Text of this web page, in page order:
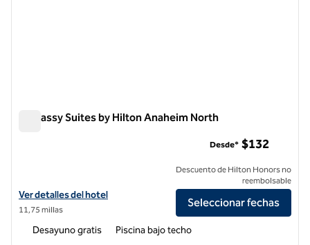
Embassy Suites by Hilton Anaheim North
Ver detalles del hotel Embassy Suites by Hilton Anaheim North
Ver detalles del hotel
11,75 millas
Desde* $132
Descuento de Hilton Honors no
reembolsable
Seleccionar fechas
Desayuno gratis Piscina bajo techo